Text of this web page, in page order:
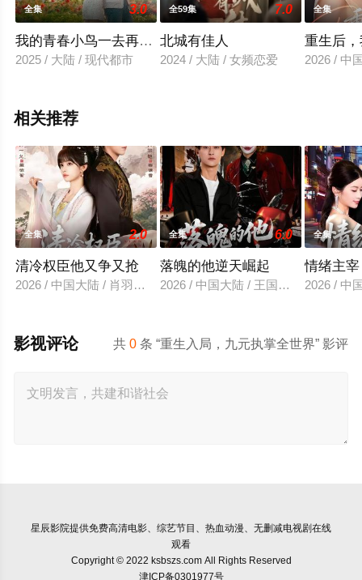
全集 3.0
我的青春小鸟一去再回来
2025 / 大陆 / 现代都市
全59集 7.0
北城有佳人
2024 / 大陆 / 女频恋爱
全集
重生后
2026 / 中
相关推荐
全集 2.0
清冷权臣他又争又抢
2026 / 中国大陆 / 肖羽凯＆林一允
全集 6.0
落魄的他逆天崛起
2026 / 中国大陆 / 王国豪杰＆诗语＆
全集
情绪主
2026 / 中
共0 条 “重生入局，九元执掌全世界” 影评
影视评论
星辰影院提供免费高清电影、综艺节目、热血动漫、无删减电视剧在线
观看
Copyright © 2022 ksbszs.com All Rights Reserved
津ICP备0301977号